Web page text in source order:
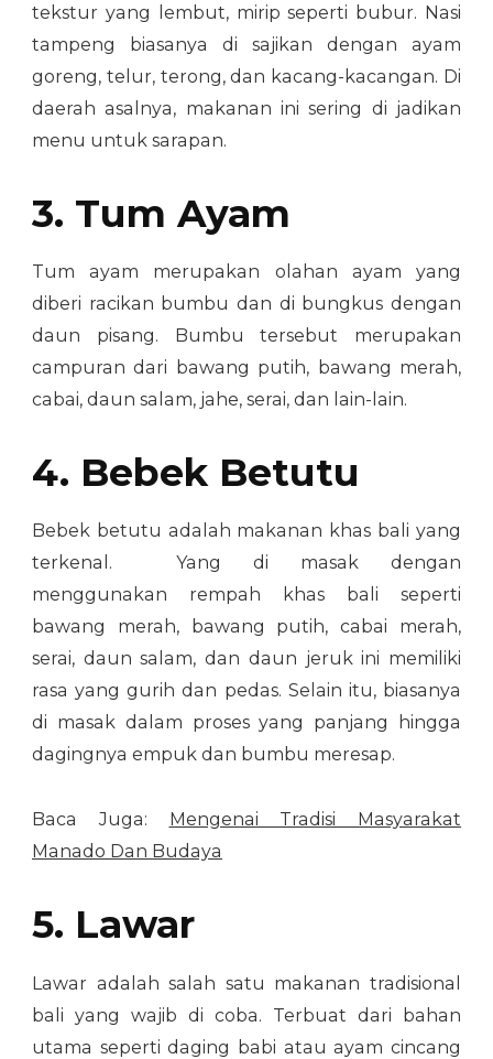
tekstur yang lembut, mirip seperti bubur. Nasi
tampeng biasanya di sajikan dengan ayam
goreng, telur, terong, dan kacang-kacangan. Di
daerah asalnya, makanan ini sering di jadikan
menu untuk sarapan.
3. Tum Ayam
Tum ayam merupakan olahan ayam yang
diberi racikan bumbu dan di bungkus dengan
daun pisang. Bumbu tersebut merupakan
campuran dari bawang putih, bawang merah,
cabai, daun salam, jahe, serai, dan lain-lain.
4. Bebek Betutu
Bebek betutu adalah makanan khas bali yang
terkenal. Yang di masak dengan
menggunakan rempah khas bali seperti
bawang merah, bawang putih, cabai merah,
serai, daun salam, dan daun jeruk ini memiliki
rasa yang gurih dan pedas. Selain itu, biasanya
di masak dalam proses yang panjang hingga
dagingnya empuk dan bumbu meresap.
Baca Juga:
Mengenai Tradisi Masyarakat
Manado Dan Budaya
5. Lawar
Lawar adalah salah satu makanan tradisional
bali yang wajib di coba. Terbuat dari bahan
utama seperti daging babi atau ayam cincang